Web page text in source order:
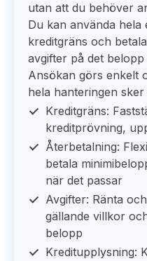
utan att du behöver
Du kan använda hela
kreditgräns och
avgifter på det
Ansökan görs enkelt
hela hanteringen sker
Kreditgräns:
kreditprövning,
Återbetalning:
betala
när det passar
Avgifter: Ränta
gällande villkor
belopp
Kreditupplysning: